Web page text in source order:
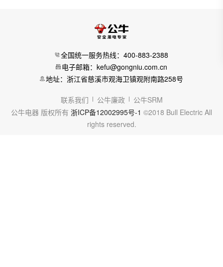
全国统一服务热线：400-883-2388
电子邮箱：kefu@gongniu.com.cn
地址：浙江省慈溪市观海卫镇观附南路258号
联系我们 公牛廉政
公牛SRM
公牛电器 版权所有 浙ICP备12002995号-1 ©2018 Bull Electric All
rights reserved.